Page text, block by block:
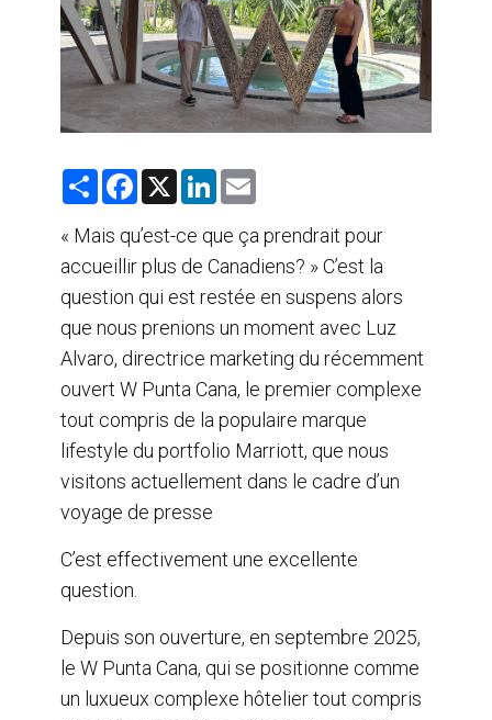
S
r
e
F
e
b
o
o
k
X
L
k
e
d
n
i
l
« Mais qu’est-ce que ça prendrait pour
accueillir plus de Canadiens? » C’est la
question qui est restée en suspens alors
que nous prenions un moment avec Luz
Alvaro, directrice marketing du récemment
ouvert W Punta Cana, le premier complexe
tout compris de la populaire marque
lifestyle du portfolio Marriott, que nous
visitons actuellement dans le cadre d’un
voyage de presse
C’est effectivement une excellente
question.
Depuis son ouverture, en septembre 2025,
le W Punta Cana, qui se positionne comme
un luxueux complexe hôtelier tout compris